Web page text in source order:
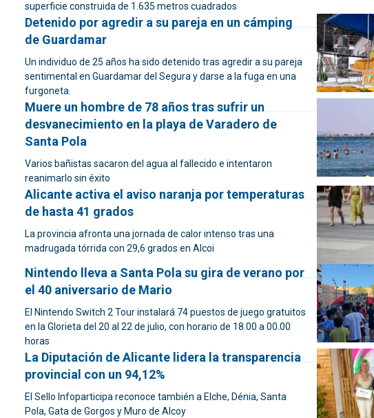
superficie construida de 1.635 metros cuadrados
Detenido por agredir a su pareja en un cámping
de Guardamar
Un individuo de 25 años ha sido detenido tras agredir a su pareja
sentimental en Guardamar del Segura y darse a la fuga en una
furgoneta.
Muere un hombre de 78 años tras sufrir un
desvanecimiento en la playa de Varadero de
Santa Pola
Varios bañistas sacaron del agua al fallecido e intentaron
reanimarlo sin éxito
Alicante activa el aviso naranja por temperaturas
de hasta 41 grados
La provincia afronta una jornada de calor intenso tras una
madrugada tórrida con 29,6 grados en Alcoi
Nintendo lleva a Santa Pola su gira de verano por
el 40 aniversario de Mario
El Nintendo Switch 2 Tour instalará 74 puestos de juego gratuitos
en la Glorieta del 20 al 22 de julio, con horario de 18.00 a 00.00
horas
La Diputación de Alicante lidera la transparencia
provincial con un 94,12%
El Sello Infoparticipa reconoce también a Elche, Dénia, Santa
Pola, Gata de Gorgos y Muro de Alcoy